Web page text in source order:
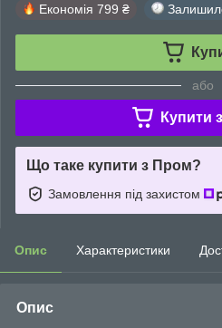
Економія 799 ₴
або
Купити з
Що таке купити з Пром?
Замовлення під захистом
Опис Характеристики
Опис